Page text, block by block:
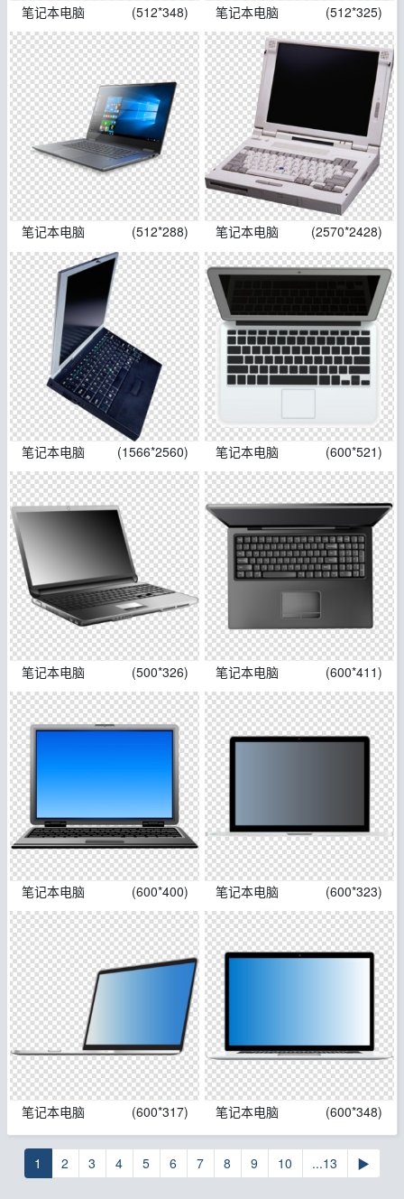
笔记本电脑 (512*348) 笔记本电脑 (512*325)
笔记本电脑 (512*288) 笔记本电脑 (2570*2428)
笔记本电脑 (1566*2560) 笔记本电脑 (600*521)
笔记本电脑 (500*326) 笔记本电脑 (600*411)
笔记本电脑 (600*400) 笔记本电脑 (600*323)
笔记本电脑 (600*317) 笔记本电脑 (600*348)
1 2 3 4 5 6 7 8 9 10 ...13 ▶